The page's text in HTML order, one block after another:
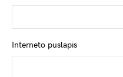
Interneto puslapis